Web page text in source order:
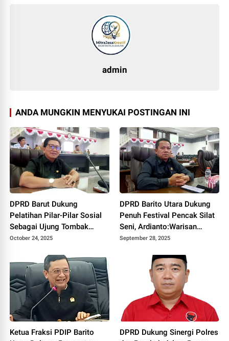
admin
ANDA MUNGKIN MENYUKAI POSTINGAN INI
DPRD Barut Dukung
Pelatihan Pilar-Pilar Sosial
Sebagai Ujung Tombak
Pelayanan Kesejahteraan
October 24, 2025
DPRD Barito Utara Dukung
Penuh Festival Pencak Silat
Seni, Ardianto:Warisan
Budaya Harus Terus Dijaga
September 28, 2025
Ketua Fraksi PDIP Barito
DPRD Dukung Sinergi Polres